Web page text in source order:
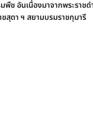
ช อันเนื่องมาจากพระราชด
สุดา ฯ สยามบรมราชกุมารี